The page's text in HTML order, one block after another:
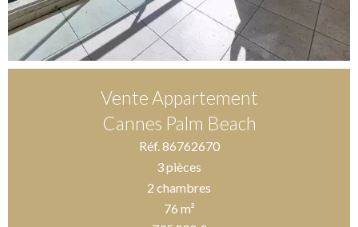
Vente Appartement
Cannes Palm Beach
Réf. 86762670
3 pièces
2 chambres
76 m²